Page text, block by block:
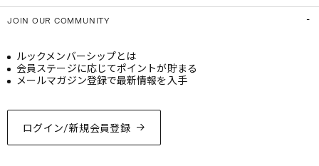
JOIN OUR COMMUNITY
ログイン/新規会員登録
ルックメンバーシップとは
会員ステージに応じてポイントが貯まる
メールマガジン登録で最新情報を入手